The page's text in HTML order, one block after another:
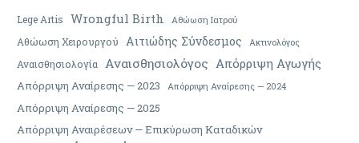
Lege Artis Wrongful Birth Αθώωση Ιατρού
Αθώωση Χειρουργού Αιτιώδης Σύνδεσμος Ακτινολόγος
Αναισθησιολογία Αναισθησιολόγος Απόρριψη Αγωγής
Απόρριψη Αναίρεσης — 2023 Απόρριψη Αναίρεσης — 2024
Απόρριψη Αναίρεσης — 2025
Απόρριψη Αναιρέσεων — Επικύρωση Καταδικών